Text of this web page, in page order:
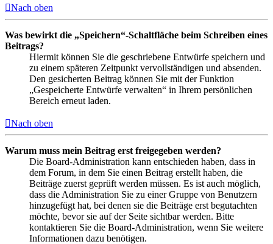
Nach oben
Was bewirkt die „Speichern“-Schaltfläche beim Schreiben eines
Beitrags?
Hiermit können Sie die geschriebene Entwürfe speichern und
zu einem späteren Zeitpunkt vervollständigen und absenden.
Den gesicherten Beitrag können Sie mit der Funktion
„Gespeicherte Entwürfe verwalten“ in Ihrem persönlichen
Bereich erneut laden.
Nach oben
Warum muss mein Beitrag erst freigegeben werden?
Die Board-Administration kann entschieden haben, dass in
dem Forum, in dem Sie einen Beitrag erstellt haben, die
Beiträge zuerst geprüft werden müssen. Es ist auch möglich,
dass die Administration Sie zu einer Gruppe von Benutzern
hinzugefügt hat, bei denen sie die Beiträge erst begutachten
möchte, bevor sie auf der Seite sichtbar werden. Bitte
kontaktieren Sie die Board-Administration, wenn Sie weitere
Informationen dazu benötigen.